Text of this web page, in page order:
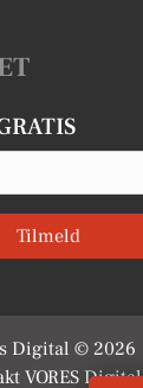
Tilmeld
Digital © 2026
VORES Digital